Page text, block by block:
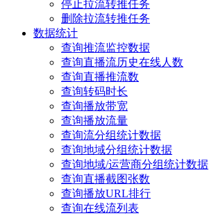
停止拉流转推任务
删除拉流转推任务
数据统计
查询推流监控数据
查询直播流历史在线人数
查询直播推流数
查询转码时长
查询播放带宽
查询播放流量
查询流分组统计数据
查询地域分组统计数据
查询地域/运营商分组统计数据
查询直播截图张数
查询播放URL排行
查询在线流列表